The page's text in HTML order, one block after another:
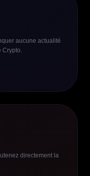
aucune actualité
Crypto.
directement la